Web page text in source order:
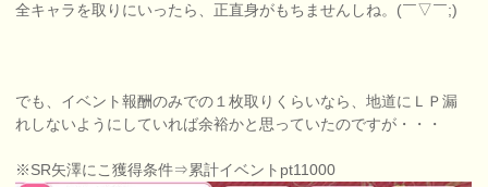
全キャラを取りにいったら、正直身がもちませんしね。(￣▽￣;)
でも、イベント報酬のみでの１枚取りくらいなら、地道にＬＰ漏
れしないようにしていれば余裕かと思っていたのですが・・・
※SR矢澤にこ獲得条件⇒累計イベントpt11000